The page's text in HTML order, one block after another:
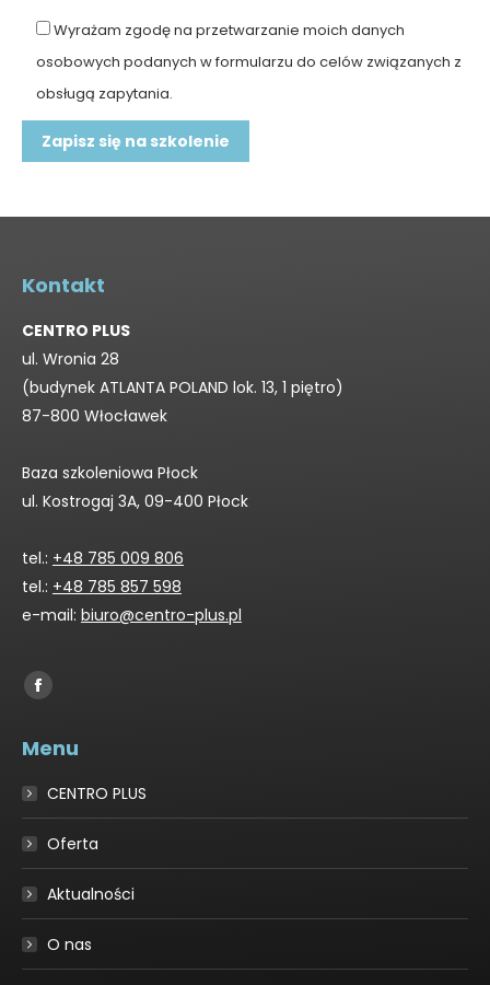
Wyrażam zgodę na przetwarzanie moich danych
osobowych podanych w formularzu do celów związanych z
obsługą zapytania.
Kontakt
CENTRO PLUS
ul. Wronia 28
(budynek ATLANTA POLAND lok. 13, 1 piętro)
87-800 Włocławek
Baza szkoleniowa Płock
ul. Kostrogaj 3A, 09-400 Płock
tel.: +48 785 009 806
tel.: +48 785 857 598
e-mail: biuro@centro-plus.pl
Find us on:
Facebook
opens
in
window
Menu
CENTRO PLUS
Oferta
Aktualności
O nas